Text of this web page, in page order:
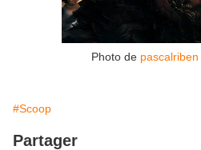
Photo de pascalriben
#Scoop
Partager